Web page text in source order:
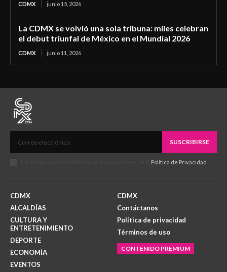
CDMX junio 15, 2026
La CDMX se volvió una sola tribuna: miles celebran
el debut triunfal de México en el Mundial 2026
CDMX junio 11, 2026
SUSCRIBIRSE
Política de Privacidad
CDMX
ALCALDÍAS
CULTURA Y
ENTRETENIMIENTO
DEPORTE
ECONOMÍA
EVENTOS
CDMX
Contáctanos
Política de privacidad
Términos de uso
CONTENIDO PREMIUM